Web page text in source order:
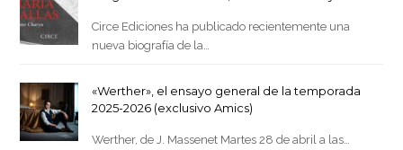
Circe Ediciones ha publicado recientemente una
nueva biografía de la…
«Werther», el ensayo general de la temporada
2025-2026 (exclusivo Amics)
Werther, de J. Massenet Martes 28 de abril a las…